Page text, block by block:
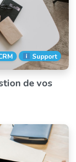
Support
de vos